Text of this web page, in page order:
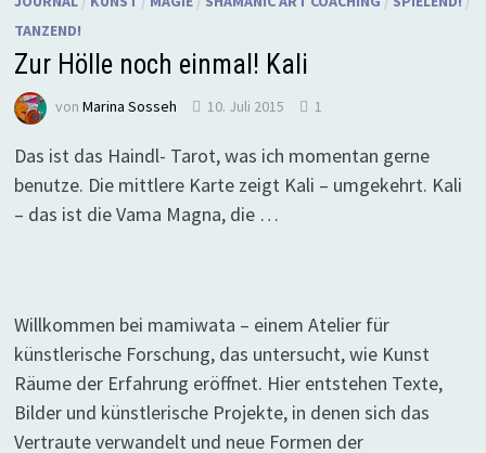
TANZEND!
Zur Hölle noch einmal! Kali
von Marina Sosseh 10. Juli 2015 1
Das ist das Haindl- Tarot, was ich momentan gerne
benutze. Die mittlere Karte zeigt Kali – umgekehrt. Kali
– das ist die Vama Magna, die …
Willkommen bei mamiwata – einem Atelier für
künstlerische Forschung, das untersucht, wie Kunst
Räume der Erfahrung eröffnet. Hier entstehen Texte,
Bilder und künstlerische Projekte, in denen sich das
Vertraute verwandelt und neue Formen der